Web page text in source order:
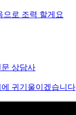
으로 조력 할게요
문 상담사
귀기울이겠습니다